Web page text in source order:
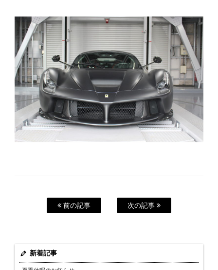
前の記事 次の記事
新着記事